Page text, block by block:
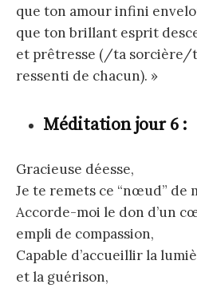
que ton amour infini
que ton brillant esprit
et prêtresse (/ta sorcière/
ressenti de chacun). »
Méditation jour 6 :
Gracieuse déesse,
Je te remets ce “nœud” de
Accorde-moi le don d’un
empli de compassion,
Capable d’accueillir la
et la guérison,